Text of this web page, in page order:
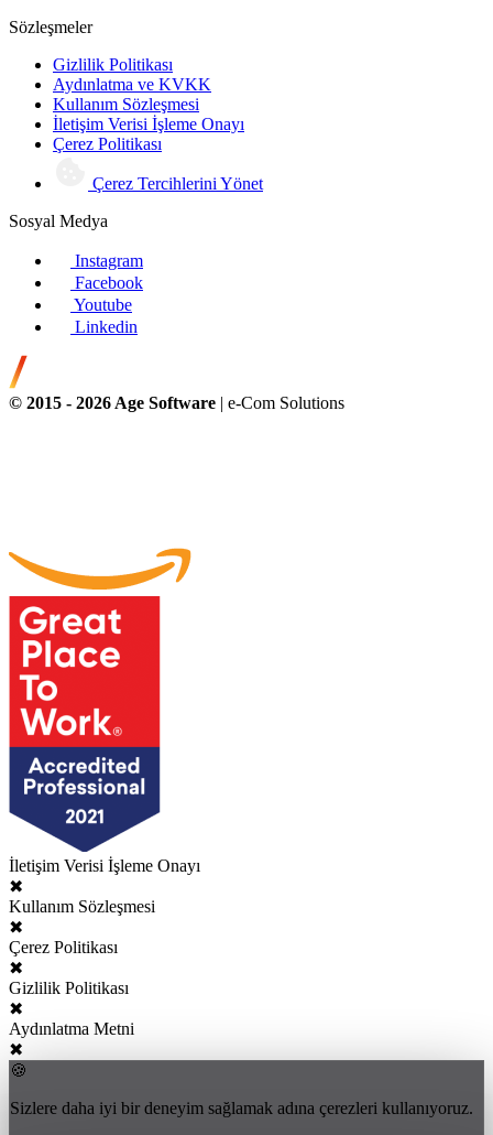
Sözleşmeler
Gizlilik Politikası
Aydınlatma ve KVKK
Kullanım Sözleşmesi
İletişim Verisi İşleme Onayı
Çerez Politikası
Çerez Tercihlerini Yönet
Sosyal Medya
Instagram
Facebook
Youtube
Linkedin
© 2015 - 2026 Age Software | e-Com Solutions
İletişim Verisi İşleme Onayı
✖
Kullanım Sözleşmesi
✖
Çerez Politikası
✖
Gizlilik Politikası
✖
Aydınlatma Metni
✖
🍪
Sizlere daha iyi bir deneyim sağlamak adına çerezleri kullanıyoruz.